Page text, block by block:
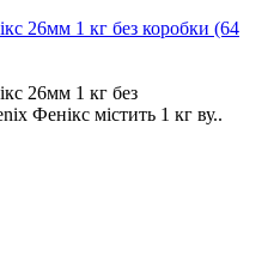
26мм 1 кг без коробки (64
26мм 1 кг без
Фенікс містить 1 кг ву..